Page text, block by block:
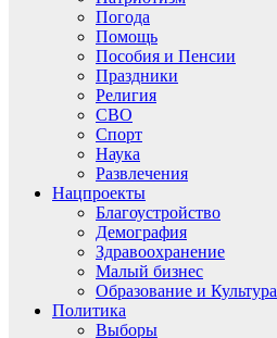
Погода
Помощь
Пособия и Пенсии
Праздники
Религия
СВО
Спорт
Наука
Развлечения
Нацпроекты
Благоустройство
Демография
Здравоохранение
Малый бизнес
Образование и Культура
Политика
Выборы